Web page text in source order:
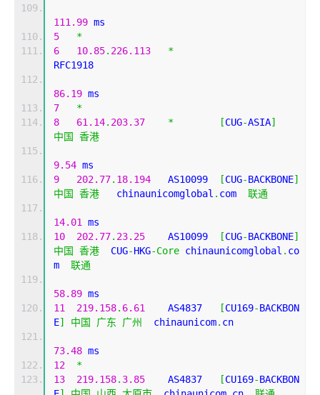
111.99 ms
5
*
6
10.85. 226.113
*
RFC1918
86.19 ms
7
*
8
61.14. 203.37 * [CUG-ASIA]
中国
香港
9.54 ms
9
202.77. 18.194
   AS10099
[CUG-BACKBONE]
中国
香港
   chinaunicomglobal
. com 联通
14.01
ms
10
202.77. 23.25
    AS10099
[CUG-BACKBONE]
中国
香港
  CUG
-HKG-Core chinaunicomglobal . co
m 联通
58.89 ms
11
219.158. 6.61
    AS4837
[CU169-BACKBON
E] 中国 广东 广州
  chinaunicom
. cn
73.48 ms
12
*
13
219.158. 3.85
    AS4837
[CU169-BACKBON